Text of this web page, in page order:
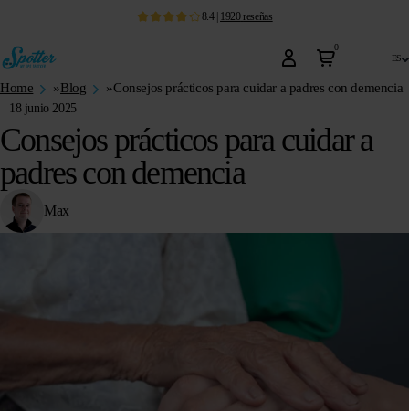
8.4| 1920 reseñas
0
es
Home »Blog »Consejos prácticos para cuidar a padres con demencia
18 junio 2025
Consejos prácticos para cuidar a
padres con demencia
Max